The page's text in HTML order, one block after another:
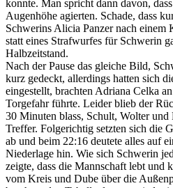
konnte. Man spricht dann davon,
Augenhöhe agierten. Schade, dass
Schwerins Alicia Panzer nach einem
statt eines Strafwurfes für Schwerin
Halbzeitstand.
Nach der Pause das gleiche Bild,
kurz gedeckt, allerdings hatten sich
eingestellt, brachten Adriana Celka
Torgefahr führte. Leider blieb der
30 Minuten blass, Schult, Wolter
Treffer. Folgerichtig setzten sich die
ab und beim 22:16 deutete alles auf
Niederlage hin. Wie sich Schwerin
zeigte, dass die Mannschaft lebt und
vom Kreis und Dube über die